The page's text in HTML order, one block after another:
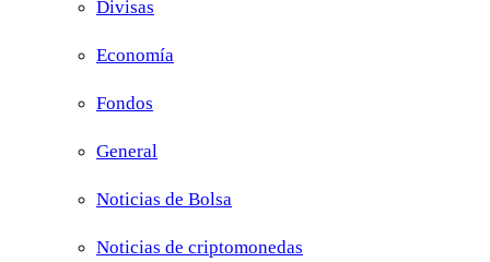
Divisas
Economía
Fondos
General
Noticias de Bolsa
Noticias de criptomonedas